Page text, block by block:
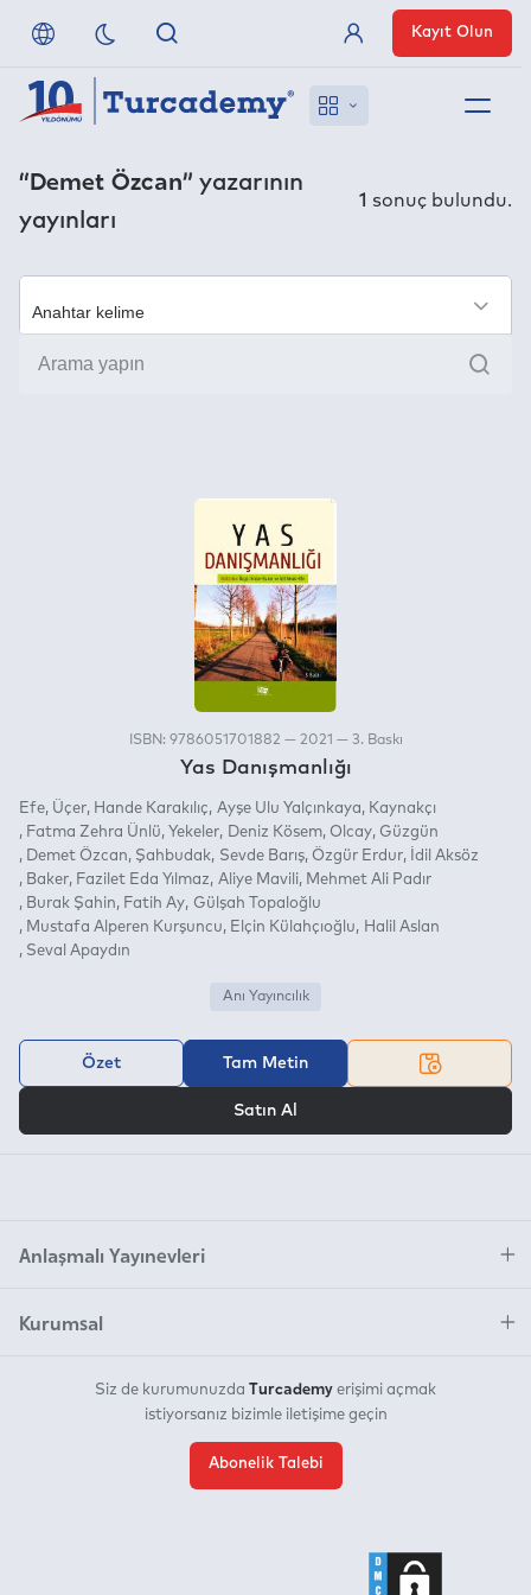
Referanslarımız
Uzaktan Erişim
Nasıl Erişirim
Üye Girişi
Kayıt Olun
“Demet Özcan” yazarının
yayınları
1 sonuç bulundu.
Ara
ISBN: 9786051701882 — 2021 — 3. Baskı
Yas Danışmanlığı
Efe Üçer Hande Karakılıç Ayşe Ulu Yalçınkaya
Kaynakçı
Fatma Zehra Ünlü
Yekeler Deniz Kösem Olcay Güzgün
Demet Özcan
Şahbudak Sevde Barış Özgür Erdur
İdil Aksöz
Baker
Fazilet Eda Yılmaz Aliye Mavili
Mehmet Ali Padır
Burak Şahin
Fatih Ay
Gülşah Topaloğlu
Mustafa Alperen Kurşuncu
Elçin Külahçıoğlu
Halil Aslan
Seval Apaydın
Anı Yayıncılık
Özet Tam Metin
Satın Al
Anlaşmalı Yayınevleri
Kurumsal
Siz de kurumunuzda Turcademy erişimi açmak
istiyorsanız bizimle iletişime geçin
Abonelik Talebi